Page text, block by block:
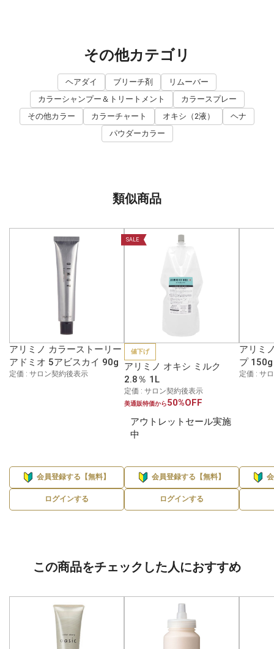
その他カテゴリ
ヘアダイ ブリーチ剤
リムーバー
カラーシャンプー＆トリートメント
カラースプレー
その他カラー
カラーチャート オキシ（2液）
ヘナ
パウダーカラー
類似商品
アリミノ カラーストーリー
アドミオ 5アビスカイ 90g
定価 : サロン契約後表示
会員登録する【無料】
ログインする
SALE
値下げ
アリミノ オキシ ミルク
2.8％ 1L
定価 : サロン契約後表示
美通販特価から50%OFF
アウトレットセール実施
中
会員登録する【無料】
ログインする
アリミ
プ 150g
定価 : サ
この商品をチェックした人におすすめ